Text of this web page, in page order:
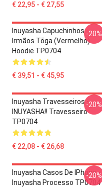
€ 22,95 - € 27,55
Inuyasha Capuchinhos -
Irmãos Tōga (vermelho)
Hoodie TP0704
€ 39,51 - € 45,95
-20%
Inuyasha Travesseiros -
INUYASHA!! Travesseiro
TP0704
€ 22,08 - € 26,68
-20%
Inuyasha Casos De IPhone -
Inuyasha Processo TP0704
-20%